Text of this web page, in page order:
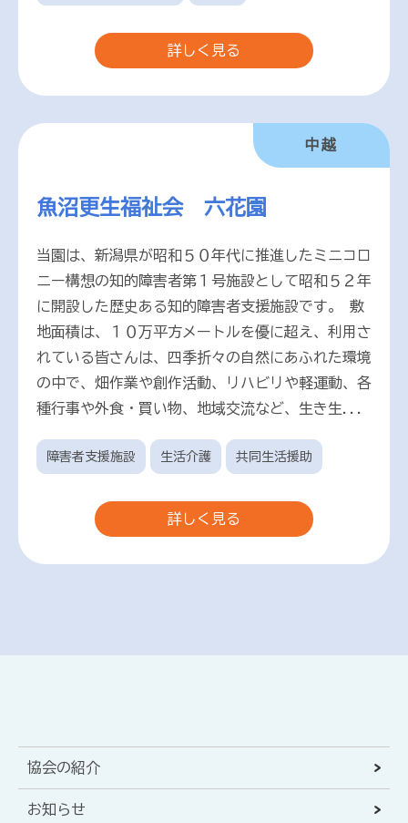
詳しく見る
魚沼更生福祉会 六花園
中越
当園は、新潟県が昭和５０年代に推進したミニコロ
ニー構想の知的障害者第１号施設として昭和５２年
に開設した歴史ある知的障害者支援施設です。 敷
地面積は、１０万平方メートルを優に超え、利用さ
れている皆さんは、四季折々の自然にあふれた環境
の中で、畑作業や創作活動、リハビリや軽運動、各
種行事や外食・買い物、地域交流など、生き生...
障害者支援施設 生活介護 共同生活援助
詳しく見る
協会の紹介
お知らせ